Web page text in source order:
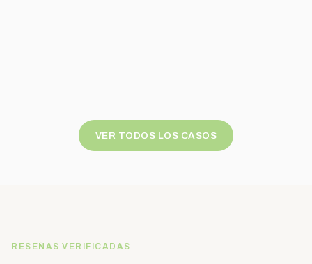
VER TODOS LOS CASOS
RESEÑAS VERIFICADAS